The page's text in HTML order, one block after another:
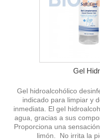
Gel
Gel hidroalcohólico
indicado para limpiar y
inmediata. El gel
agua, gracias a sus
Proporciona una
limón. No irrita la